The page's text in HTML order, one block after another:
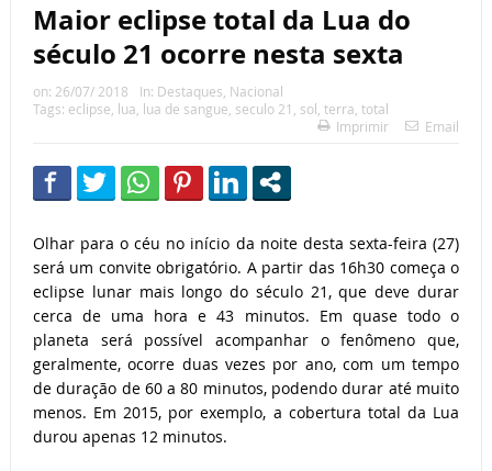
Maior eclipse total da Lua do
século 21 ocorre nesta sexta
on: 26/07/ 2018 In: Destaques, Nacional
Tags: eclipse, lua, lua de sangue, seculo 21 , sol, terra, total
Imprimir
Email
Olhar para o céu no início da noite desta sexta-feira (27)
será um convite obrigatório. A partir das 16h30 começa o
eclipse lunar mais longo do século 21, que deve durar
cerca de uma hora e 43 minutos. Em quase todo o
planeta será possível acompanhar o fenômeno que,
geralmente, ocorre duas vezes por ano, com um tempo
de duração de 60 a 80 minutos, podendo durar até muito
menos. Em 2015, por exemplo, a cobertura total da Lua
durou apenas 12 minutos.